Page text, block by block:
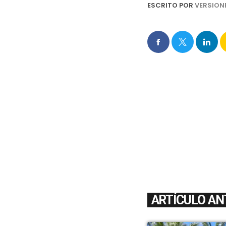
ESCRITO POR
ARTÍCULO